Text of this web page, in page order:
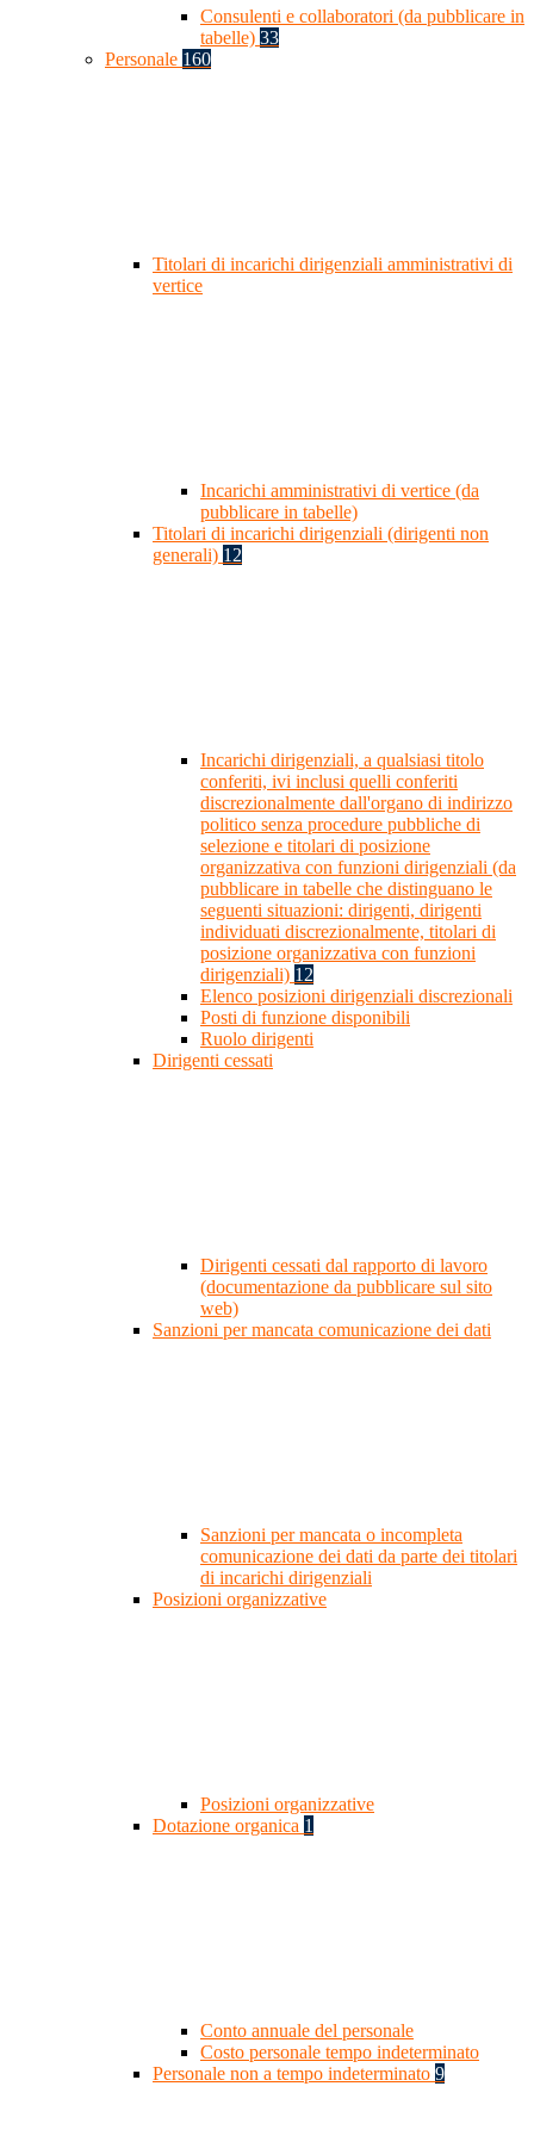
Consulenti e collaboratori (da pubblicare in
tabelle) 33
Personale 160
Titolari di incarichi dirigenziali amministrativi di
vertice
Incarichi amministrativi di vertice (da
pubblicare in tabelle)
Titolari di incarichi dirigenziali (dirigenti non
generali) 12
Incarichi dirigenziali, a qualsiasi titolo
conferiti, ivi inclusi quelli conferiti
discrezionalmente dall'organo di indirizzo
politico senza procedure pubbliche di
selezione e titolari di posizione
organizzativa con funzioni dirigenziali (da
pubblicare in tabelle che distinguano le
seguenti situazioni: dirigenti, dirigenti
individuati discrezionalmente, titolari di
posizione organizzativa con funzioni
dirigenziali) 12
Elenco posizioni dirigenziali discrezionali
Posti di funzione disponibili
Ruolo dirigenti
Dirigenti cessati
Dirigenti cessati dal rapporto di lavoro
(documentazione da pubblicare sul sito
web)
Sanzioni per mancata comunicazione dei dati
Sanzioni per mancata o incompleta
comunicazione dei dati da parte dei titolari
di incarichi dirigenziali
Posizioni organizzative
Posizioni organizzative
Dotazione organica 1
Conto annuale del personale
Costo personale tempo indeterminato
Personale non a tempo indeterminato 9